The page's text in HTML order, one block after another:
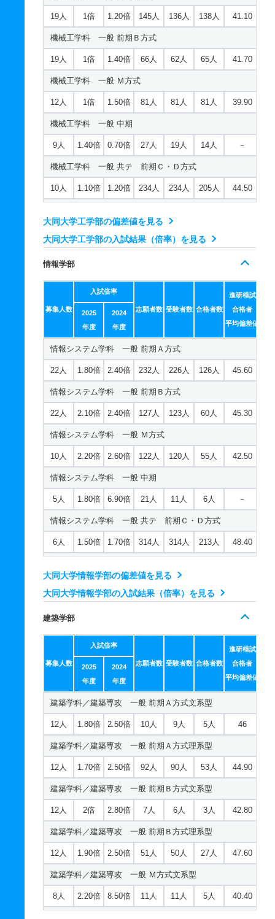
19人 1倍 1.20倍 145人 136人 138人 41.10
機械工学科 一般 前期Ｂ方式
19人 1倍 1.40倍 66人 62人 65人 41.70
機械工学科 一般 Ｍ方式
12人 1倍 1.50倍 81人 81人 81人 39.90
機械工学科 一般 中期
9人 1.40倍 0.70倍 27人 19人 14人 －
機械工学科 一般 共テ 前期Ｃ・Ｄ方式
10人 1.10倍 1.20倍 234人 234人 205人 44.50
機械工学科 一般 ニ 後期
1.10倍 1.50倍
機械工学科 一般 ニ ファイナル
2人 1倍 1.30倍 14人 14人 14人 －
機械工学科 推薦 一般推薦
14人 1倍 0.90倍 22人 21人 21人 －
機械システム工学科 一般 前期Ａ方式
14人 0.80倍 1.50倍 58人 57人 69人 41.90
機械システム工学科 一般 前期Ｂ方式
14人 0.80倍 1.20倍 39人 39人 49人 39.90
機械システム工学科 一般 Ｍ方式
8人 0.80倍 0.70倍 43人 39人 47人 42.50
機械システム工学科 一般 中期
9人 1倍 1.30倍 8人 5人
機械システム工学科 一般 共テ 前期Ｃ・Ｄ方式
8人 42.70
10人 49人 48人 62人 43.90
機械システム工学科 一般 共テ プラスＢ方式
10人 0.70倍 1倍 32人 32人 43人
機械システム工学科 一般 ニ 後期
2人 1.20倍 1.50倍 11人 11人 9人
機械システム工学科 一般 ニ ファイナル
2人 1倍 4.20倍 18人 18人 18人
機械システム工学科 推薦 一般推薦
12人 0.90倍 1.10倍 15人 15人 16人
電気電子工学科 一般 前期Ａ方式
14人 0.90倍 0.90倍 100人 98人
電気電子工学科 一般 前期Ｂ方式
大同大学工学部の偏差値を見る
大同大学工学部の入試結果（倍率）を見る
情報学部
募集人数
入試倍率
志願者数 受験者数 合格者数
進研模試
合格者
平均偏差値
2025
年度
2024
年度
情報システム学科 一般 前期Ａ方式
22人 1.80倍 2.40倍 232人 226人 126人 45.60
情報システム学科 一般 前期Ｂ方式
22人 2.10倍 2.40倍 127人 123人 60人 45.30
情報システム学科 一般 Ｍ方式
10人 2.20倍 2.60倍 122人 120人 55人 42.50
情報システム学科 一般 中期
5人 1.80倍 6.90倍 21人 11人 6人 －
情報システム学科 一般 共テ 前期Ｃ・Ｄ方式
6人 1.50倍 1.70倍 314人 314人 213人 48.40
情報システム学科 一般 ニ 後期
1.40倍 6.70倍
情報システム学科 一般 ニ ファイナル
2人 1.40倍 11倍 26人 26人 19人 －
情報システム学科 推薦 一般推薦
10人 1.60倍 3倍 42人 42人 27人 －
情報デザイン学科 一般 前期Ａ方式文系型
14人 1.50倍 2.10倍 18人 17人 11人 －
情報デザイン学科 一般 前期Ａ方式理系型
14人 0.80倍 2.10倍 39人 39人 49人 41.20
情報デザイン学科 一般 前期Ｂ方式文系型
14人 1.40倍 1.80倍 28人 27人 20人 44.60
情報デザイン学科 一般 前期Ｂ方式理系型
大同大学情報学部の偏差値を見る
大同大学情報学部の入試結果（倍率）を見る
建築学部
募集人数
入試倍率
志願者数 受験者数 合格者数
進研模試
合格者
平均偏差値
2025
年度
2024
年度
建築学科／建築専攻 一般 前期Ａ方式文系型
12人 1.80倍 2.50倍 10人 9人 5人 46
建築学科／建築専攻 一般 前期Ａ方式理系型
12人 1.70倍 2.50倍 92人 90人 53人 44.90
建築学科／建築専攻 一般 前期Ｂ方式文系型
12人 2倍 2.80倍 7人 6人 3人 42.80
建築学科／建築専攻 一般 前期Ｂ方式理系型
12人 1.90倍 2.50倍 51人 50人 27人 47.60
建築学科／建築専攻 一般 Ｍ方式文系型
8人 2.20倍 8.50倍 11人 11人 5人 40.40